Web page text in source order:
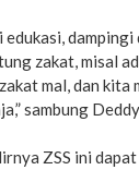
zakat, misal
mal, dan kita
sambung
ZSS ini